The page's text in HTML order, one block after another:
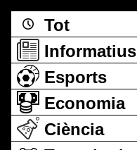
Tot
Informatius
Esports
Economia
Ciència